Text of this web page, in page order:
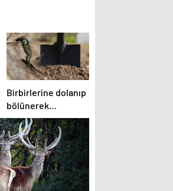
Birbirlerine dolanıp
bölünerek
çoğalıyorlar!
Almanya’nın birçok
yerinde görüldü,
ihbar telefonları
susmuyor